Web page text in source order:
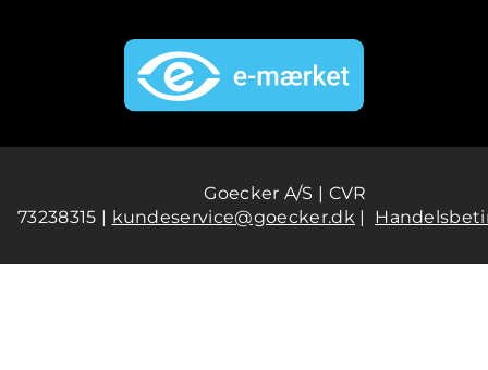
Goecker A/S | CVR
73238315 | kundeservice@goecker.dk |